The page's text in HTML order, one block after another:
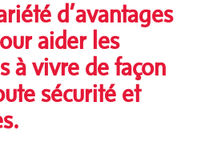
d’avantages
aider les
à vivre de façon
sécurité et